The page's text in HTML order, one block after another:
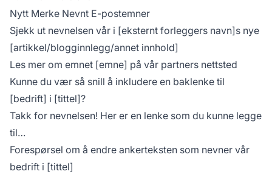
Nytt Merke Nevnt E-postemner
Sjekk ut nevnelsen vår i [eksternt forleggers navn]s nye
[artikkel/blogginnlegg/annet innhold]
Les mer om emnet [emne] på vår partners nettsted
Kunne du vær så snill å inkludere en baklenke til
[bedrift] i [tittel]?
Takk for nevnelsen! Her er en lenke som du kunne legge
til…
Forespørsel om å endre ankerteksten som nevner vår
bedrift i [tittel]